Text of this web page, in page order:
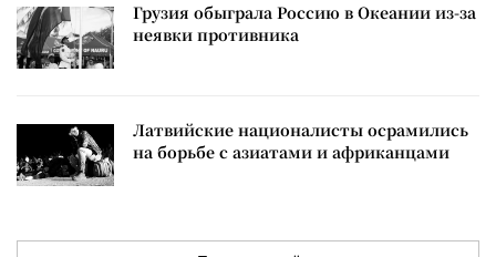
Грузия обыграла Россию в Океании из-за
неявки противника
Латвийские националисты осрамились
на борьбе с азиатами и африканцами